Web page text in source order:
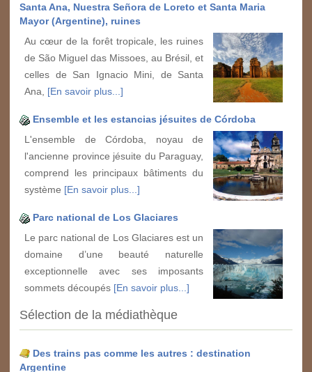
Santa Ana, Nuestra Señora de Loreto et Santa Maria
Mayor (Argentine), ruines
Au cœur de la forêt tropicale, les ruines
de São Miguel das Missoes, au Brésil, et
celles de San Ignacio Mini, de Santa
Ana, [En savoir plus...]
Ensemble et les estancias jésuites de Córdoba
L'ensemble de Córdoba, noyau de
l'ancienne province jésuite du Paraguay,
comprend les principaux bâtiments du
système [En savoir plus...]
Parc national de Los Glaciares
Le parc national de Los Glaciares est un
domaine d’une beauté naturelle
exceptionnelle avec ses imposants
sommets découpés [En savoir plus...]
Sélection de la médiathèque
Des trains pas comme les autres : destination
Argentine